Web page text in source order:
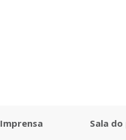
Imprensa
Sala